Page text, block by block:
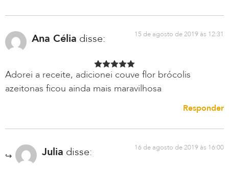
Ana Célia disse: 15 de agosto de 2019 às 12:31
Adorei a receite, adicionei couve flor brócolis
azeitonas ficou ainda mais maravilhosa
Responder
Julia disse: 16 de agosto de 2019 às 16:00